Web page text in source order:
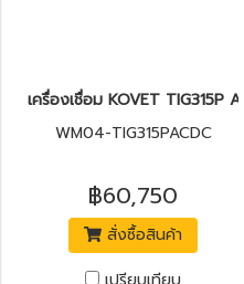
เครื่องเชื่อม KOVET TIG315P
WM04-TIG315PACDC
฿60,750
สั่งซื้อสินค้า